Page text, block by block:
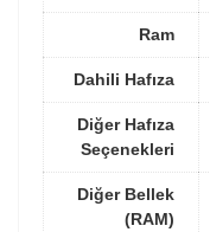
Ram
Dahili Hafıza
Diğer Hafıza
Seçenekleri
Diğer Bellek
(RAM)